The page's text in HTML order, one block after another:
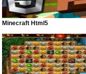
Minecraft Html5